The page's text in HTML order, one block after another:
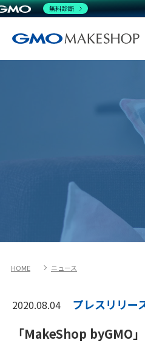
HOME ニュース
2020.08.04 プレスリリー
「MakeShop byGMO
無料診断